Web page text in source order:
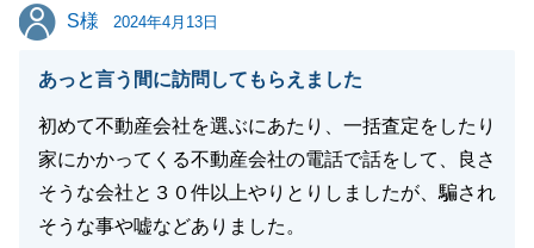
S様
S様 2024年4月13日
あっと言う間に訪問してもらえました
初めて不動産会社を選ぶにあたり、一括査定をしたり
家にかかってくる不動産会社の電話で話をして、良さ
そうな会社と３０件以上やりとりしましたが、騙され
そうな事や嘘などありました。